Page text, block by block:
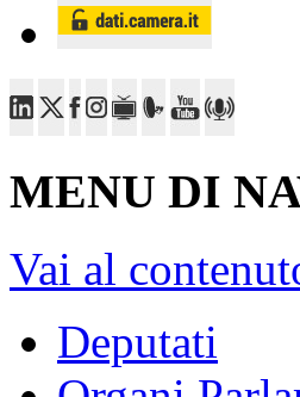
MENU DI
Vai al
Deputati